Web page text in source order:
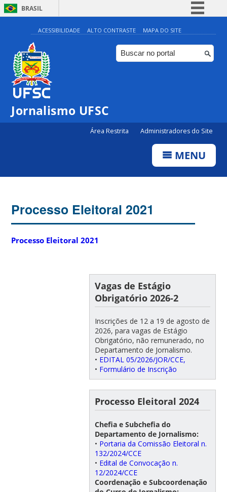
BRASIL
Simplifique!
Comunica BR
Participe
ACESSIBILIDADE ALTO CONTRASTE MAPA DO SITE
Jornalismo UFSC
Área Restrita Administradores do Site
MENU
Processo Eleitoral 2021
Processo Eleitoral 2021
Vagas de Estágio
Obrigatório 2026-2
Inscrições de 12 a 19 de agosto de
2026, para vagas de Estágio
Obrigatório, não remunerado, no
Departamento de Jornalismo.
• EDITAL 05/2026/JOR/CCE,
• Formulário de Inscrição
Processo Eleitoral 2024
Chefia e Subchefia do
Departamento de Jornalismo:
• Portaria da Comissão Eleitoral n.
132/2024/CCE
• Edital de Convocação n.
12/2024/CCE
Coordenação e Subcoordenação